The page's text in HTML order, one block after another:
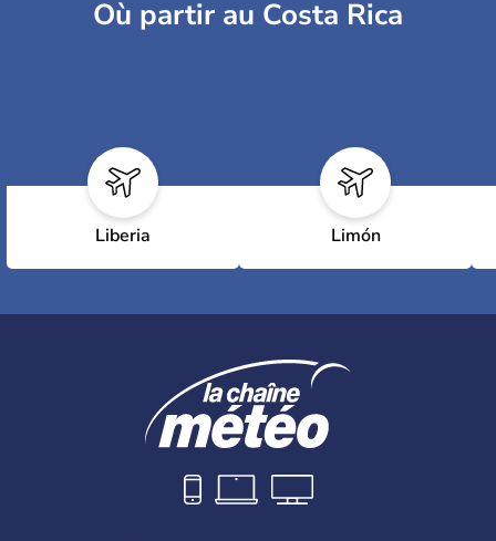
Où partir au Costa Rica
Liberia Limón